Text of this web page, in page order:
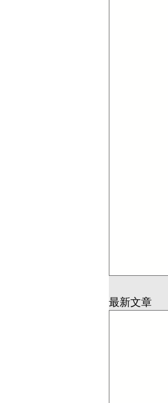
最新文章